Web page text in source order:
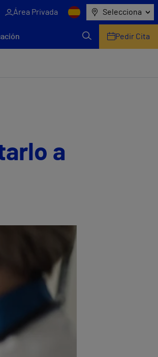
Área Privada Selecciona
Pedir Cita
a